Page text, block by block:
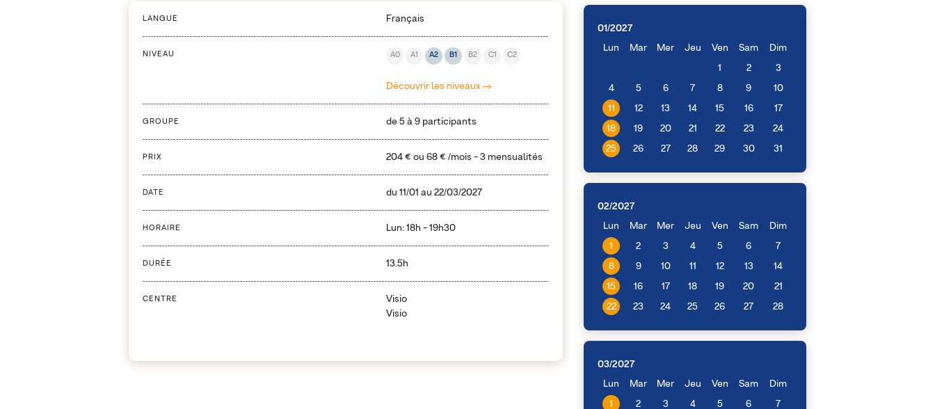
LANGUE Français
NIVEAU A0 A1 A2 B1 B2 C1 C2
Découvrir les niveaux
GROUPE de 5 à 9 participants
PRIX 204 € ou68 € /mois - 3 mensualités
DATE du11/01 au22/03/2027
01/2027
Lun
Mar Mer Jeu Ven Sam Dim
1 2 3
4 5 6 7 8 9 10
11 12 13 14 15 16 17
18 19 20 21 22 23 24
25 26 27 28 29 30 31
02/2027
Lun
Mar Mer Jeu Ven Sam Dim
1 2 3 4 5 6 7
8 9 10 11 12 13 14
15 16 17 18 19 20 21
22 23 24 25 26 27 28
03/2027
Lun
Mar Mer Jeu Ven Sam Dim
1 2 3 4 5 6 7
HORAIRE Lun: 18h - 19h30
DURÉE 13.5h
CENTRE
Visio
Visio